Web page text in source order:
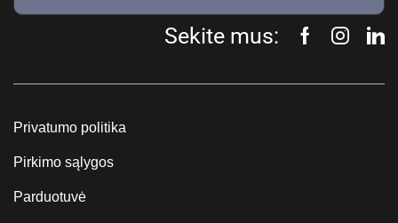
Sekite mus:
Privatumo politika
Pirkimo sąlygos
Parduotuvė